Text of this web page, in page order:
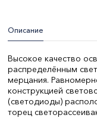
Описание
Высокое качество
распределённым
мерцания.
конструкцией
(светодиоды)
торец